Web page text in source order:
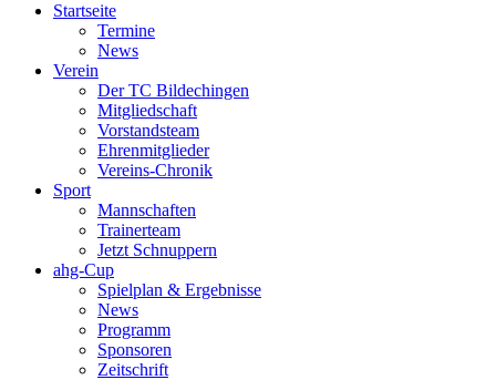
Startseite
Termine
News
Verein
Der TC Bildechingen
Mitgliedschaft
Vorstandsteam
Ehrenmitglieder
Vereins-Chronik
Sport
Mannschaften
Trainerteam
Jetzt Schnuppern
ahg-Cup
Spielplan & Ergebnisse
News
Programm
Sponsoren
Zeitschrift